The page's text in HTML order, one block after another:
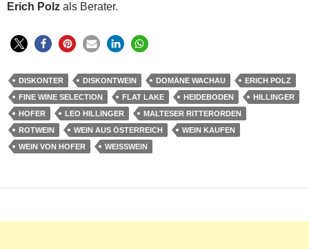
Erich Polz als Berater.
DISKONTER DISKONTWEIN DOMÄNE WACHAU
ERICH POLZ
FINE WINE SELECTION
FLAT LAKE HEIDEBODEN
HILLINGER
HOFER
LEO HILLINGER
MALTESER RITTERORDEN
ROTWEIN
WEIN AUS ÖSTERREICH
WEIN KAUFEN
WEIN VON HOFER
WEISSWEIN